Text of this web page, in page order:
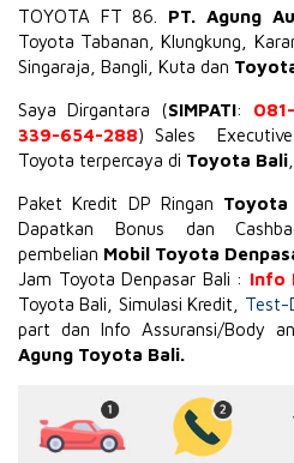
TOYOTA FT 86 PT. Agung
Toyota Tabanan, Klungkung,
Singaraja, Bangli, Kuta dan
Saya Dirgantara (SIMPATI:
339-654-288) Sales
Toyota terpercaya di Toyota Bali
Paket Kredit DP Ringan Toyota
Dapatkan Bonus dan
pembelian Mobil Toyota
Jam Toyota Denpasar Bali : Info
Toyota Bali, Simulasi Kredit, Test-
part dan Info Assuransi/Body
Agung Toyota Bali.